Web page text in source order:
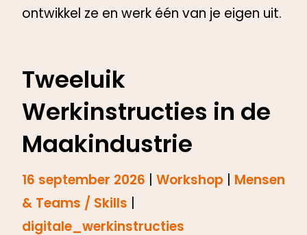
ontwikkel ze en werk één van je eigen uit.
Tweeluik
Werkinstructies in de
Maakindustrie
16 september 2026 | Workshop | Mensen
& Teams / Skills |
digitale_werkinstructies